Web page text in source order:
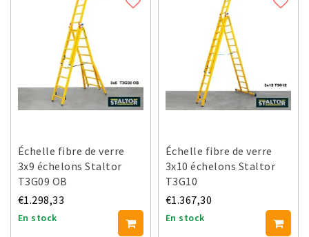
Échelle fibre de verre
3x9 échelons Staltor
T3G09 OB
€1.298,33
En stock
Échelle fibre de verre
3x10 échelons Staltor
T3G10
€1.367,30
En stock